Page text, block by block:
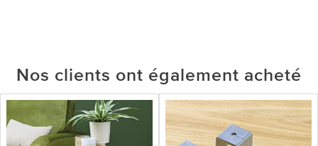
Nos clients ont également acheté